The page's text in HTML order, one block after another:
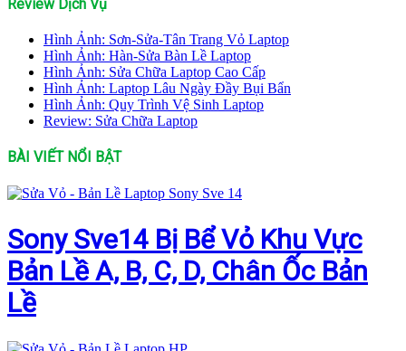
Review Dịch Vụ
Hình Ảnh: Sơn-Sửa-Tân Trang Vỏ Laptop
Hình Ảnh: Hàn-Sửa Bàn Lề Laptop
Hình Ảnh: Sửa Chữa Laptop Cao Cấp
Hình Ảnh: Laptop Lâu Ngày Đầy Bụi Bẩn
Hình Ảnh: Quy Trình Vệ Sinh Laptop
Review: Sửa Chữa Laptop
BÀI VIẾT NỔI BẬT
Sony Sve14 Bị Bể Vỏ Khu Vực
Bản Lề A, B, C, D, Chân Ốc Bản
Lề